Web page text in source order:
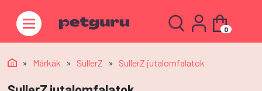
0
» Márkák » SullerZ » SullerZ jutalomfalatok